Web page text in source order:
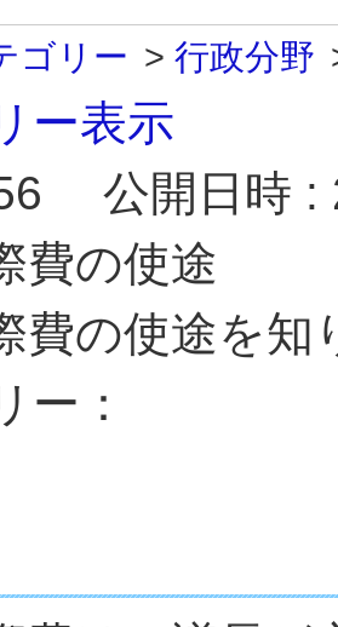
ゴリー > 行政分野
ー表示
公開日時 :
費の使途
費の使途を知
ー：